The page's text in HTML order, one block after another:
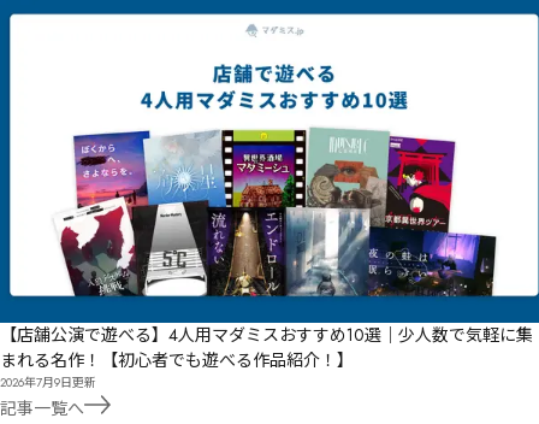
【店舗公演で遊べる】4人用マダミスおすすめ10選｜少人数で気軽に集
まれる名作！【初心者でも遊べる作品紹介！】
2026年7月9日更新
記事一覧へ